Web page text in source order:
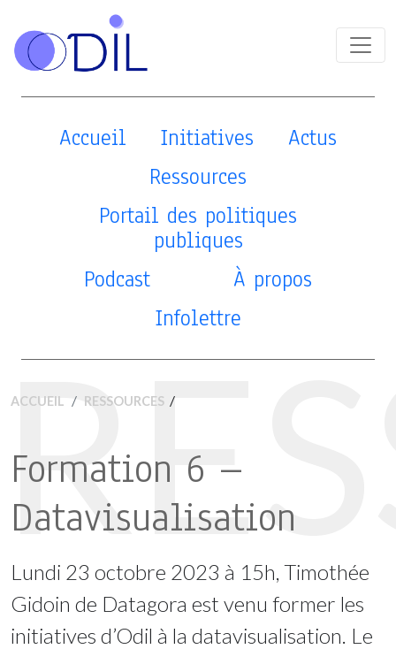
Accueil Initiatives
Actus
Ressources
Portail des politiques
publiques
Podcast
À propos
Infolettre
ACCUEIL RESSOURCES /
Formation 6 –
Datavisualisation
Lundi 23 octobre 2023 à 15h, Timothée
Gidoin de Datagora est venu former les
initiatives d’Odil à la datavisualisation. Le